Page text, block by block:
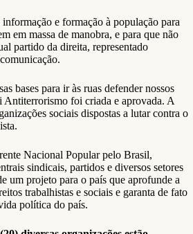
e formação à população para
em massa de manobra, e para que não
partido da direita, representado
bases para ir às ruas defender nossos
Antiterrorismo foi criada e aprovada. A
sociais dispostas a lutar contra o
Nacional Popular pelo Brasil,
sindicais, partidos e diversos setores
um projeto para o país que aprofunde a
trabalhistas e sociais e garanta de fato
política do país.